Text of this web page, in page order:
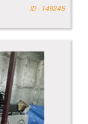
ID - 149245